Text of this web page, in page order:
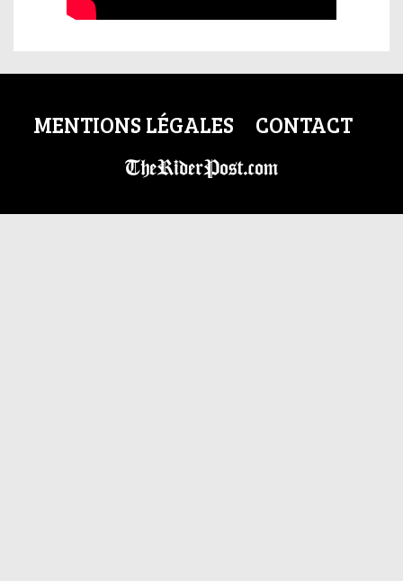
MENTIONS LÉGALES CONTACT